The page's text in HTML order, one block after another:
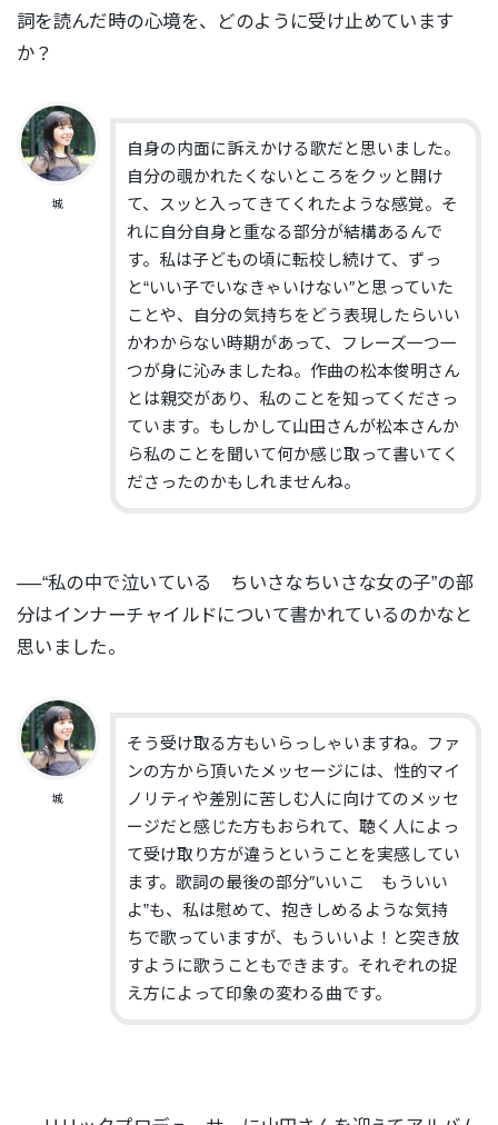
詞を読んだ時の心境を、どのように受け止めています
か？
城
自身の内面に訴えかける歌だと思いました。
自分の覗かれたくないところをクッと開け
て、スッと入ってきてくれたような感覚。そ
れに自分自身と重なる部分が結構あるんで
す。私は子どもの頃に転校し続けて、ずっ
と“いい子でいなきゃいけない″と思っていた
ことや、自分の気持ちをどう表現したらいい
かわからない時期があって、フレーズ一つ一
つが身に沁みましたね。作曲の松本俊明さん
とは親交があり、私のことを知ってくださっ
ています。もしかして山田さんが松本さんか
ら私のことを聞いて何か感じ取って書いてく
ださったのかもしれませんね。
──“私の中で泣いている ちいさなちいさな女の子”の部
分はインナーチャイルドについて書かれているのかなと
思いました。
城
そう受け取る方もいらっしゃいますね。ファ
ンの方から頂いたメッセージには、性的マイ
ノリティや差別に苦しむ人に向けてのメッセ
ージだと感じた方もおられて、聴く人によっ
て受け取り方が違うということを実感してい
ます。歌詞の最後の部分″いいこ もういい
よ”も、私は慰めて、抱きしめるような気持
ちで歌っていますが、もういいよ！と突き放
すように歌うこともできます。それぞれの捉
え方によって印象の変わる曲です。